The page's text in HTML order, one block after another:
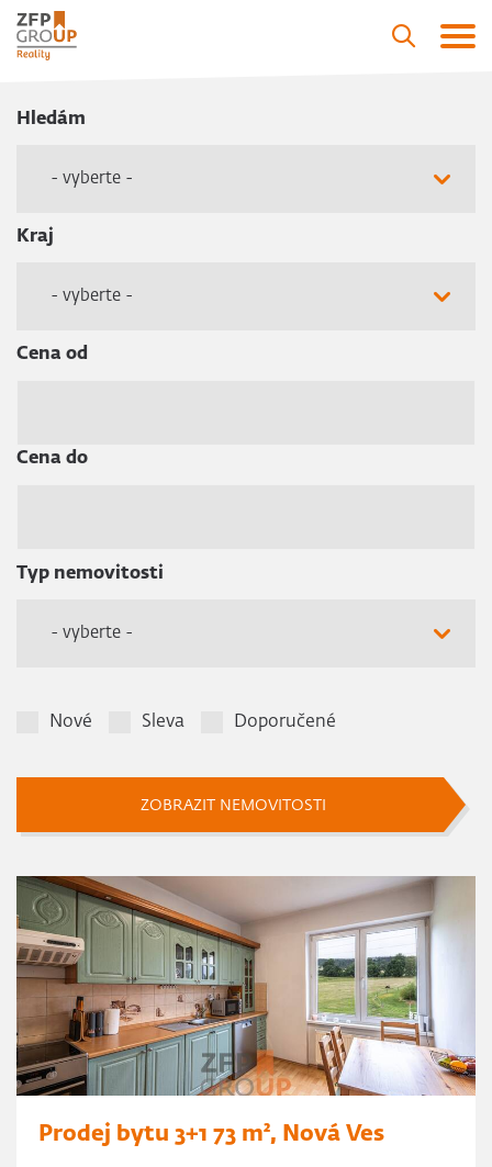
Hledám
- vyberte -
Kraj
- vyberte -
Cena od
Cena do
Typ nemovitosti
- vyberte -
Nové Sleva Doporučené
ZOBRAZIT NEMOVITOSTI
Prodej bytu 3+1 73 m², Nová Ves